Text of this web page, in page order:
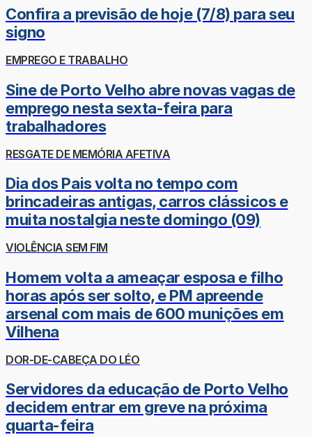
Confira a previsão de hoje (7/8) para seu
signo
EMPREGO E TRABALHO
Sine de Porto Velho abre novas vagas de
emprego nesta sexta-feira para
trabalhadores
RESGATE DE MEMÓRIA AFETIVA
Dia dos Pais volta no tempo com
brincadeiras antigas, carros clássicos e
muita nostalgia neste domingo (09)
VIOLÊNCIA SEM FIM
Homem volta a ameaçar esposa e filho
horas após ser solto, e PM apreende
arsenal com mais de 600 munições em
Vilhena
DOR-DE-CABEÇA DO LÉO
Servidores da educação de Porto Velho
decidem entrar em greve na próxima
quarta-feira